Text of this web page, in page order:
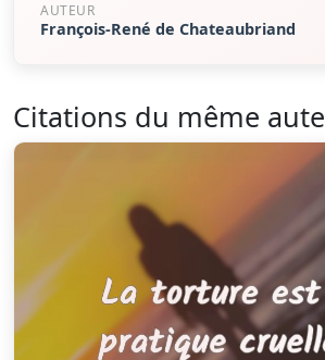
AUTEUR
François-René de Chateaubriand
Citations du même